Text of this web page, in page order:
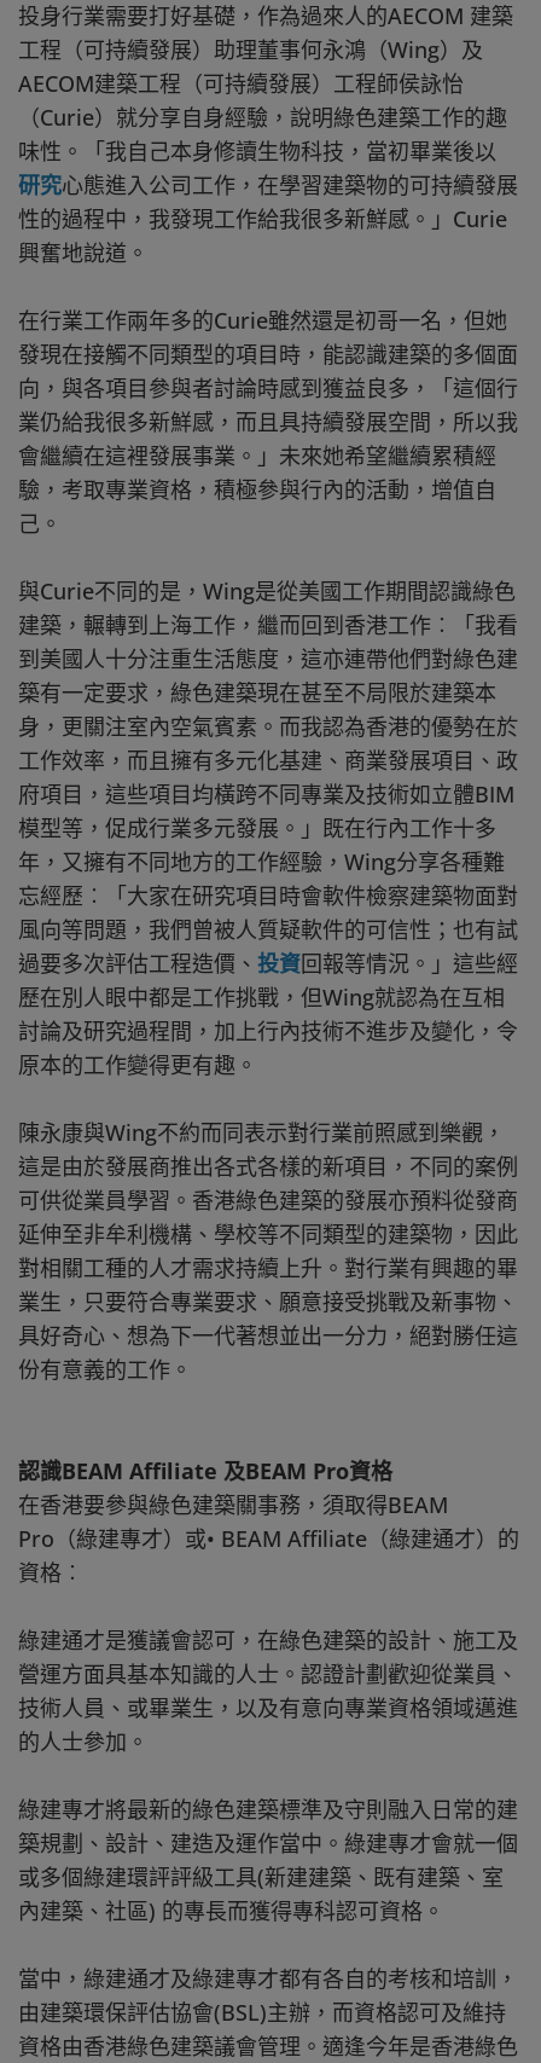
投身行業需要打好基礎，作為過來人的AECOM 建築
工程（可持續發展）助理董事何永鴻（Wing）及
AECOM建築工程（可持續發展）工程師侯詠怡
（Curie）就分享自身經驗，說明綠色建築工作的趣
味性。「我自己本身修讀生物科技，當初畢業後以
研究心態進入公司工作，在學習建築物的可持續發展
性的過程中，我發現工作給我很多新鮮感。」Curie
興奮地說道。
在行業工作兩年多的Curie雖然還是初哥一名，但她
發現在接觸不同類型的項目時，能認識建築的多個面
向，與各項目參與者討論時感到獲益良多，「這個行
業仍給我很多新鮮感，而且具持續發展空間，所以我
會繼續在這裡發展事業。」未來她希望繼續累積經
驗，考取專業資格，積極參與行內的活動，增值自
己。
與Curie不同的是，Wing是從美國工作期間認識綠色
建築，輾轉到上海工作，繼而回到香港工作︰「我看
到美國人十分注重生活態度，這亦連帶他們對綠色建
築有一定要求，綠色建築現在甚至不局限於建築本
身，更關注室內空氣賓素。而我認為香港的優勢在於
工作效率，而且擁有多元化基建、商業發展項目、政
府項目，這些項目均橫跨不同專業及技術如立體BIM
模型等，促成行業多元發展。」既在行內工作十多
年，又擁有不同地方的工作經驗，Wing分享各種難
忘經歷︰「大家在研究項目時會軟件檢察建築物面對
風向等問題，我們曾被人質疑軟件的可信性；也有試
過要多次評估工程造價、 投資回報等情況。」這些經
歷在別人眼中都是工作挑戰，但Wing就認為在互相
討論及研究過程間，加上行內技術不進步及變化，令
原本的工作變得更有趣。
陳永康與Wing不約而同表示對行業前照感到樂觀，
這是由於發展商推出各式各樣的新項目，不同的案例
可供從業員學習。香港綠色建築的發展亦預料從發商
延伸至非牟利機構、學校等不同類型的建築物，因此
對相關工種的人才需求持續上升。對行業有興趣的畢
業生，只要符合專業要求、願意接受挑戰及新事物、
具好奇心、想為下一代著想並出一分力，絕對勝任這
份有意義的工作。
認識BEAM Affiliate 及BEAM Pro資格
在香港要參與綠色建築關事務，須取得BEAM
Pro（綠建專才）或• BEAM Affiliate（綠建通才）的
資格︰
綠建通才是獲議會認可，在綠色建築的設計、施工及
營運方面具基本知識的人士。認證計劃歡迎從業員、
技術人員、或畢業生，以及有意向專業資格領域邁進
的人士參加。
綠建專才將最新的綠色建築標準及守則融入日常的建
築規劃、設計、建造及運作當中。綠建專才會就一個
或多個綠建環評評級工具(新建建築、既有建築、室
內建築、社區) 的專長而獲得專科認可資格。
當中，綠建通才及綠建專才都有各自的考核和培訓，
由建築環保評估協會(BSL)主辦，而資格認可及維持
資格由香港綠色建築議會管理。適逢今年是香港綠色